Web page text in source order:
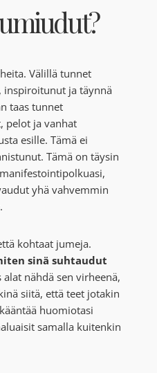
Välillä tunnet
inspiroitunut ja täynnä
taas tunnet
pelot ja vanhat
esille. Tämä ei
Tämä on täysin
yhä vahvemmin
kohtaat jumeja.
sinä suhtaudut
alat nähdä sen virheenä,
siitä, että teet jotakin
huomiotasi
samalla kuitenkin